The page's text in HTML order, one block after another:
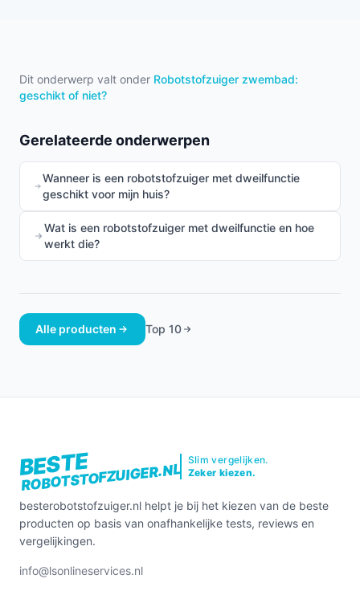
Dit onderwerp valt onder Robotstofzuiger zwembad:
geschikt of niet?
Gerelateerde onderwerpen
Wanneer is een robotstofzuiger met dweilfunctie
geschikt voor mijn huis?
Wat is een robotstofzuiger met dweilfunctie en hoe
werkt die?
Alle producten Top 10
BESTE
ROBOTSTOFZUIGER.NL
Slim vergelijken.
Zeker kiezen.
besterobotstofzuiger.nl helpt je bij het kiezen van de beste
producten op basis van onafhankelijke tests, reviews en
vergelijkingen.
info@lsonlineservices.nl